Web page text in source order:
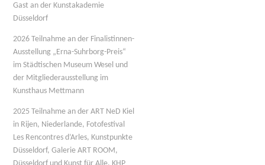
Gast an der Kunstakademie
Düsseldorf
2026 Teilnahme an der Finalistinnen-
Ausstellung „Erna-Suhrborg-Preis“
im Städtischen Museum Wesel und
der Mitgliederausstellung im
Kunsthaus Mettmann
2025 Teilnahme an der ART NeD Kiel
in Rijen, Niederlande, Fotofestival
Les Rencontres d’Arles, Kunstpunkte
Düsseldorf, Galerie ART ROOM,